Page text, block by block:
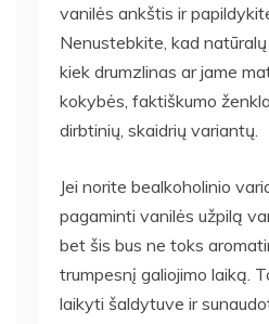
vanilės ankštis ir
Nenustebkite, kad
kiek drumzlinas ar jame
kokybės, faktiškumo
dirbtinių, skaidrių variantų.
Jei norite bealkoholinio
pagaminti vanilės užpilą
bet šis bus ne toks
trumpesnį galiojimo laiką.
laikyti šaldytuve ir